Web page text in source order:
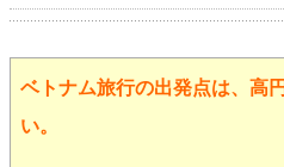
ベトナム旅行の出発点は、高
い。